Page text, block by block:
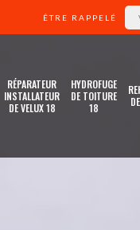
ÊTRE RAPPELÉ
RÉPARATEUR
INSTALLATEUR
DE VELUX 18
HYDROFUGE
DE TOITURE
18